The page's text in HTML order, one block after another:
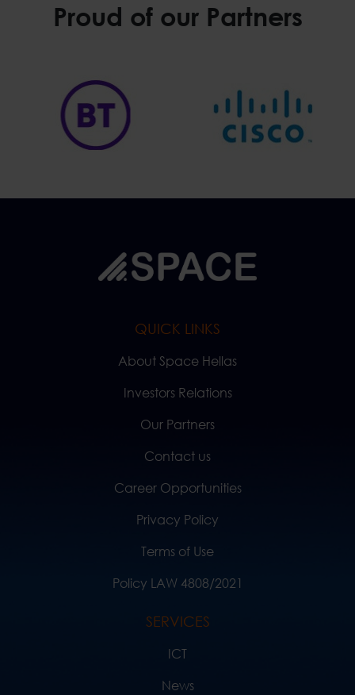
Proud of our Partners
QUICK LINKS
About Space Hellas
Investors Relations
Our Partners
Contact us
Career Opportunities
Privacy Policy
Terms of Use
Policy LAW 4808/2021
SERVICES
ICT
News